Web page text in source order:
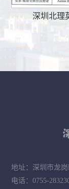
深圳北理
地址：深圳市龙
电话：0755-